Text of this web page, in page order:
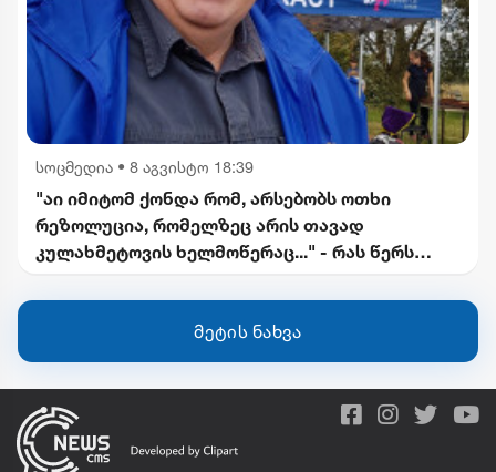
სოცმედია • 8 აგვისტო 18:39
"აი იმიტომ ქონდა რომ, არსებობს ოთხი
რეზოლუცია, რომელზეც არის თავად
კულახმეტოვის ხელმოწერაც..." - რას წერს
მეტის ნახვა